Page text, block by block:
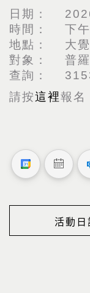
日期： 2026
時間： 下
地點： 大覺
對象： 普羅
查詢：
請按這裡報名
活動日